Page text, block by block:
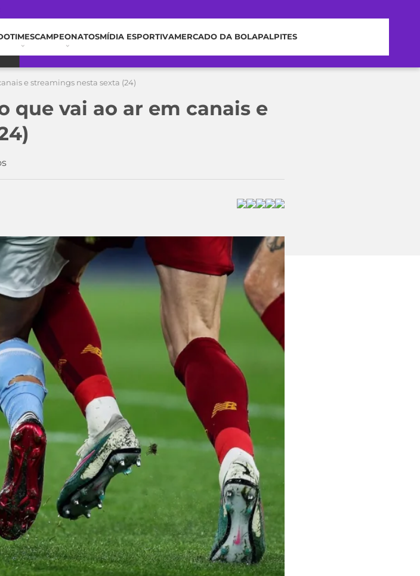
TIMESCAMPEONATOSMÍDIA ESPORTIVAMERCADO DA BOLAPALPITES
e streamings nesta sexta (24)
que vai ao ar em canais e